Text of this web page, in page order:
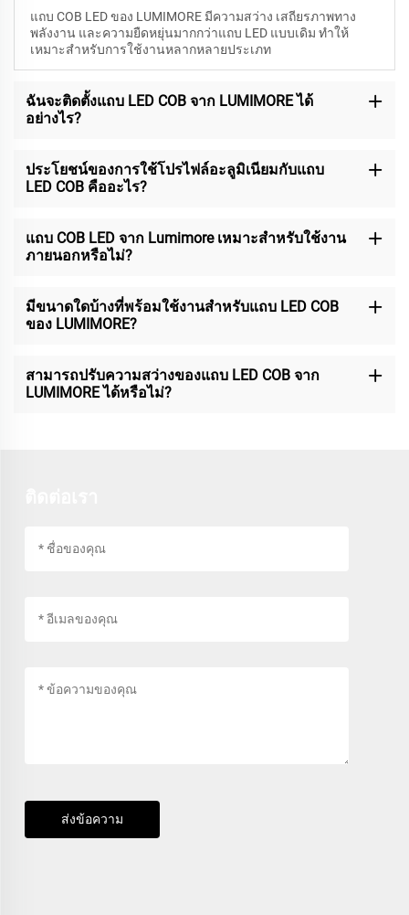
แถบ COB LED ของ LUMIMORE มีความสว่าง เสถียรภาพทาง
พลังงาน และความยืดหยุ่นมากกว่าแถบ LED แบบเดิม ทำให้
เหมาะสำหรับการใช้งานหลากหลายประเภท
ฉันจะติดตั้งแถบ LED COB จาก LUMIMORE ได้
อย่างไร?
ประโยชน์ของการใช้โปรไฟล์อะลูมิเนียมกับแถบ
LED COB คืออะไร?
แถบ COB LED จาก Lumimore เหมาะสำหรับใช้งาน
ภายนอกหรือไม่?
มีขนาดใดบ้างที่พร้อมใช้งานสำหรับแถบ LED COB
ของ LUMIMORE?
สามารถปรับความสว่างของแถบ LED COB จาก
LUMIMORE ได้หรือไม่?
ส่งข้อความ